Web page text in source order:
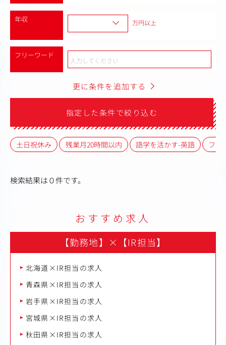
年収 万円以上
フリーワード
更に条件を追加する
指定した条件で絞り込む
土日祝休み 残業月20時間以内 語学を活かす-英語 フレ
検索結果は０件です。
おすすめ求人
【勤務地】 × 【IR担当】
北海道×IR担当の求人
青森県×IR担当の求人
岩手県×IR担当の求人
宮城県×IR担当の求人
秋田県×IR担当の求人